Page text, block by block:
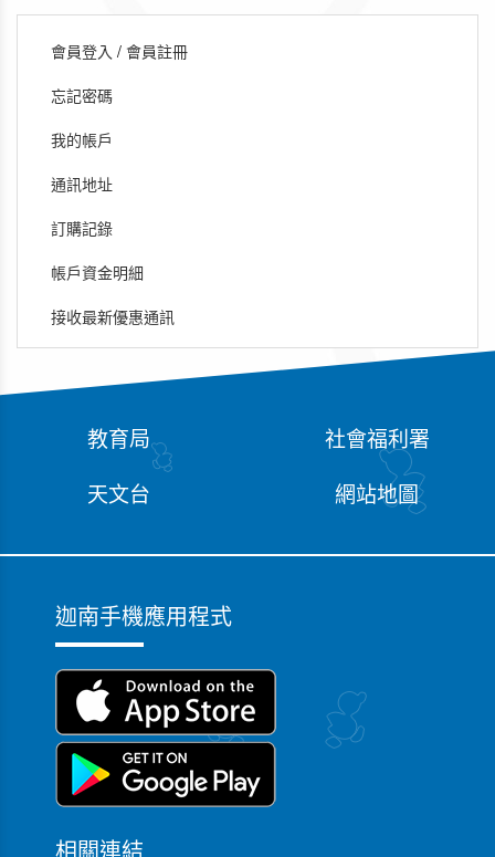
會員登入 / 會員註冊
忘記密碼
我的帳戶
通訊地址
訂購記錄
帳戶資金明細
接收最新優惠通訊
教育局
社會福利署
天文台
網站地圖
迦南手機應用程式
相關連結